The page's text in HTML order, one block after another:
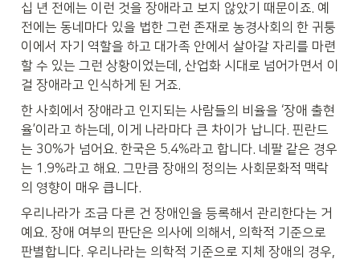
십 년 전에는 이런 것을 장애라고 보지 않았기 때문이죠. 예
전에는 동네마다 있을 법한 그런 존재로 농경사회의 한 귀퉁
이에서 자기 역할을 하고 대가족 안에서 살아갈 자리를 마련
할 수 있는 그런 상황이었는데, 산업화 시대로 넘어가면서 이
걸 장애라고 인식하게 된 거죠.
한 사회에서 장애라고 인지되는 사람들의 비율을 ‘장애 출현
율’이라고 하는데, 이게 나라마다 큰 차이가 납니다. 핀란드
는 30%가 넘어요. 한국은 5.4%라고 합니다. 네팔 같은 경우
는 1.9%라고 해요. 그만큼 장애의 정의는 사회문화적 맥락
의 영향이 매우 큽니다.
우리나라가 조금 다른 건 장애인을 등록해서 관리한다는 거
예요. 장애 여부의 판단은 의사에 의해서, 의학적 기준으로
판별합니다. 우리나라는 의학적 기준으로 지체 장애의 경우,